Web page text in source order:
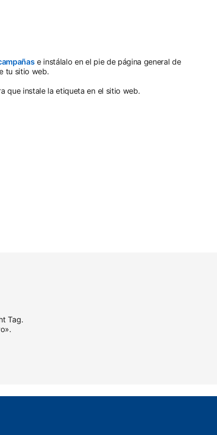
e instálalo en el pie de página general de
tu sitio web.
que instale la etiqueta en el sitio web.
Tag.